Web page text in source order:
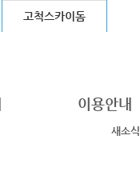
고척스카이돔
이용안내
새소식